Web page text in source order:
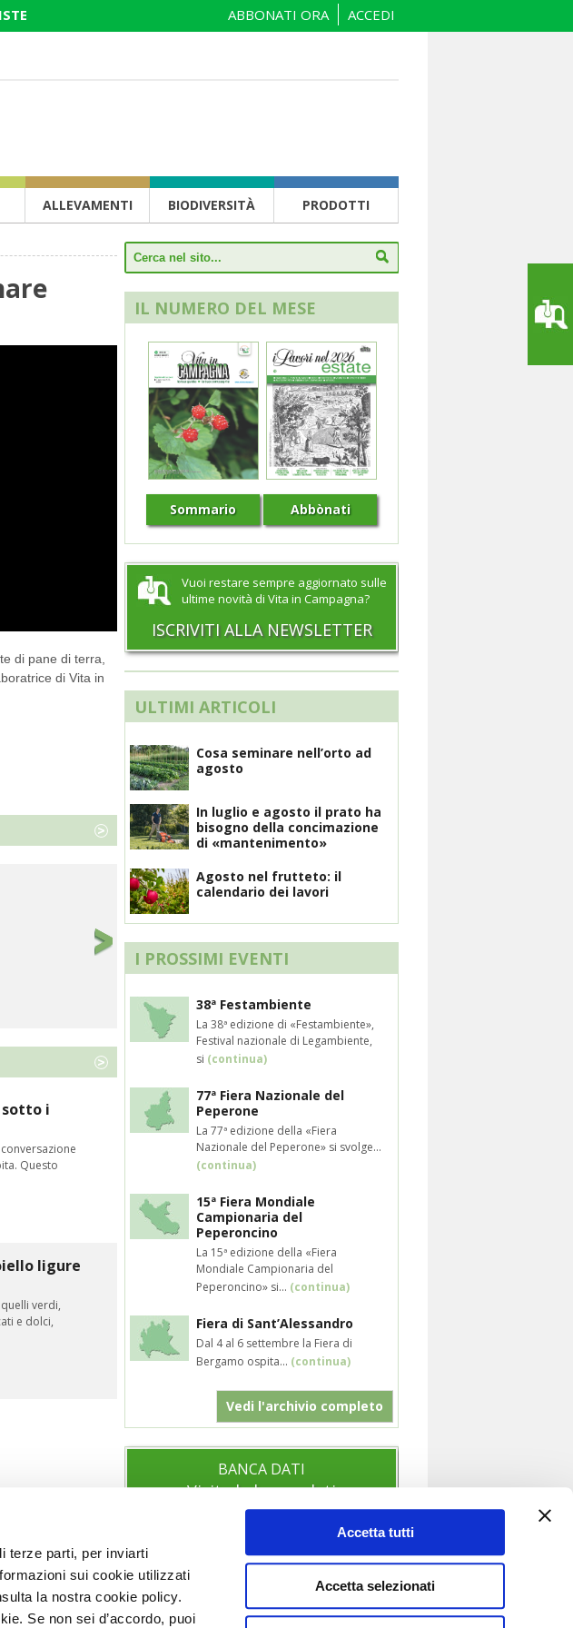
terze parti, per inviarti
sui cookie utilizzati
la nostra cookie policy.
Se non sei d’accordo, puoi
Accetta tutti
Accetta selezionati
ACCEDI
ABBONATI ORA
ALLEVAMENTI BIODIVERSITÀ PRODOTTI
di pane di terra,
di Vita in
sotto i
Questo
ligure
verdi,
e dolci,
IL NUMERO DEL MESE
Sommario Abbònati
Vuoi restare sempre aggiornato sulle
ultime novità di Vita in Campagna?
ISCRIVITI ALLA NEWSLETTER
ULTIMI ARTICOLI
Cosa seminare nell’orto ad
agosto
In luglio e agosto il prato ha
bisogno della concimazione
di «mantenimento»
Agosto nel frutteto: il
calendario dei lavori
I PROSSIMI EVENTI
38ª Festambiente
La 38ª edizione di «Festambiente»,
Festival nazionale di Legambiente,
si (continua)
77ª Fiera Nazionale del
Peperone
La 77ª edizione della «Fiera
Nazionale del Peperone» si svolge...
(continua)
15ª Fiera Mondiale
Campionaria del
Peperoncino
La 15ª edizione della «Fiera
Mondiale Campionaria del
Peperoncino» si... (continua)
Fiera di Sant’Alessandro
Dal 4 al 6 settembre la Fiera di
Bergamo ospita... (continua)
Vedi l'archivio completo
BANCA DATI
Visita la banca dati
Allevamenti
SOCIAL
Segui anche i nostri profili social per